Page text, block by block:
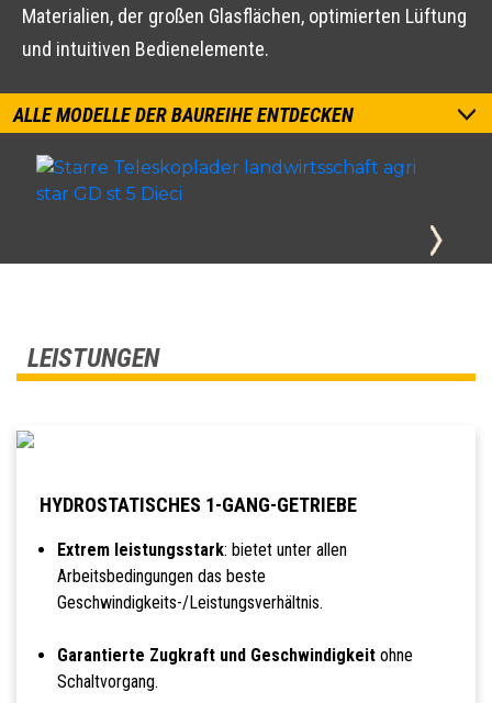
Materialien, der großen Glasflächen, optimierten Lüftung
und intuitiven Bedienelemente.
ALLE MODELLE DER BAUREIHE ENTDECKEN
LEISTUNGEN
HYDROSTATISCHES 1-GANG-GETRIEBE
Extrem leistungsstark: bietet unter allen
Arbeitsbedingungen das beste
Geschwindigkeits-/Leistungsverhältnis.
Garantierte Zugkraft und Geschwindigkeitohne
Schaltvorgang.